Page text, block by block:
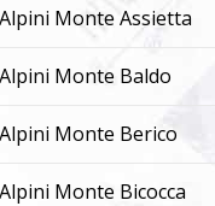
Monte Assietta
Monte Baldo
Monte Berico
Monte Bicocca